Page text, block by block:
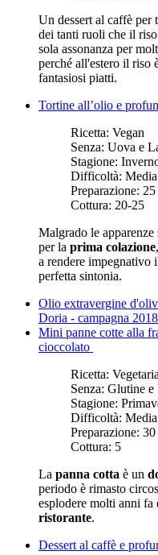
Un dessert al caffè
dei tanti ruoli che il
sola assonanza per
perché all'estero il riso
fantasiosi piatti.
Tortine all’olio e
Ricetta: Vegan
Senza: Uova e
Stagione:
Difficoltà: Media
Preparazione: 25
Cottura: 20-25
Malgrado le
per la prima colazione
a rendere impegnativo
perfetta sintonia.
Olio extravergine
Doria - campagna
Mini panne cotte alla
cioccolato
Ricetta:
Senza: Glutine e
Stagione:
Difficoltà: Media
Preparazione: 30
Cottura: 5
La panna cotta è un
periodo è rimasto
esplodere molti anni fa
ristorante.
Dessert al caffè e